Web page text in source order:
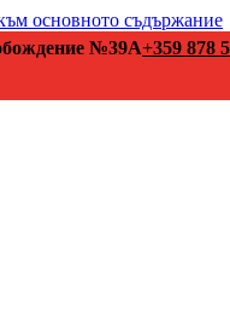
основното съдържание
№39А+359 878